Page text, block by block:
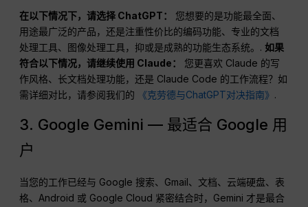
在以下情况下，请选择 ChatGPT：
您想要的是功能最全面、
用途最广泛的产品，还是注重性价比的编码功能、专业的文档
处理工具、图像处理工具，抑或是成熟的功能生态系统。.如果
符合以下情况，请继续使用 Claude：
您更喜欢 Claude 的写
作风格、长文档处理功能，还是 Claude Code 的工作流程？如
需详细对比，请参阅我们的
《克劳德与ChatGPT对决指南》 .
3. Google Gemini — 最适合 Google 用
户
当您的工作已经与 Google 搜索、Gmail、文档、云端硬盘、表
格、Android 或 Google Cloud 紧密结合时，Gemini 才是最合